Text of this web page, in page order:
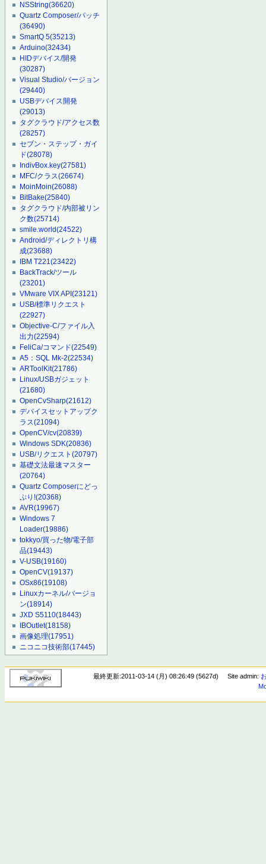
NSString(36620)
Quartz Composer/パッチ
(36490)
SmartQ 5(35213)
Arduino(32434)
HIDデバイス/開発
(30287)
Visual Studio/バージョン
(29440)
USBデバイス開発
(29013)
タグクラウド/アクセス数
(28257)
セブン・ステップ・ガイ
ド(28078)
IndivBox.key(27581)
MFC/クラス(26674)
MoinMoin(26088)
BitBake(25840)
タグクラウド/内部被リン
ク数(25714)
smile.world(24522)
Android/ディレクトリ構
成(23688)
IBM T221(23422)
BackTrack/ツール
(23201)
VMware VIX API(23121)
USB/標準リクエスト
(22927)
Objective-C/ファイル入
出力(22594)
FeliCa/コマンド(22549)
A5：SQL Mk-2(22534)
ARToolKit(21786)
Linux/USBガジェット
(21680)
OpenCvSharp(21612)
デバイスセットアップク
ラス(21094)
OpenCV/cv(20839)
Windows SDK(20836)
USB/リクエスト(20797)
基礎文法最速マスター
(20764)
Quartz Composerにどっ
ぷり!(20368)
AVR(19967)
Windows 7
Loader(19886)
tokkyo/買った物/電子部
品(19443)
V-USB(19160)
OpenCV(19137)
OSx86(19108)
Linuxカーネル/バージョ
ン(18914)
JXD S5110(18443)
IBOutlet(18158)
画像処理(17951)
ニコニコ技術部(17445)
最終更新:2011-03-14 (月) 08:26:49 (5627d) Site admin: